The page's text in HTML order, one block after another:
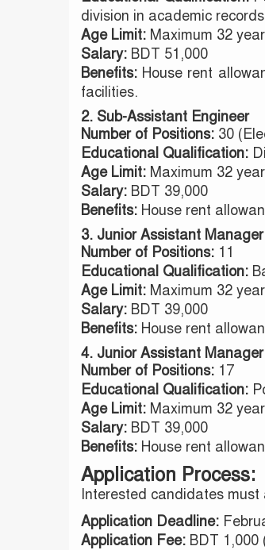
division in academic
Age Limit: Maximum 32
Salary: BDT 51,000
Benefits: House rent
facilities.
2. Sub-Assistant Engineer
Number of Positions: 30
Educational Qualification:
Age Limit: Maximum 32
Salary: BDT 39,000
Benefits: House rent
3. Junior Assistant
Number of Positions: 11
Educational Qualification:
Age Limit: Maximum 32
Salary: BDT 39,000
Benefits: House rent
4. Junior Assistant
Number of Positions: 17
Educational Qualification:
Age Limit: Maximum 32
Salary: BDT 39,000
Benefits: House rent
Application Process:
Interested candidates
Application Deadline:
Application Fee: BDT 1,000